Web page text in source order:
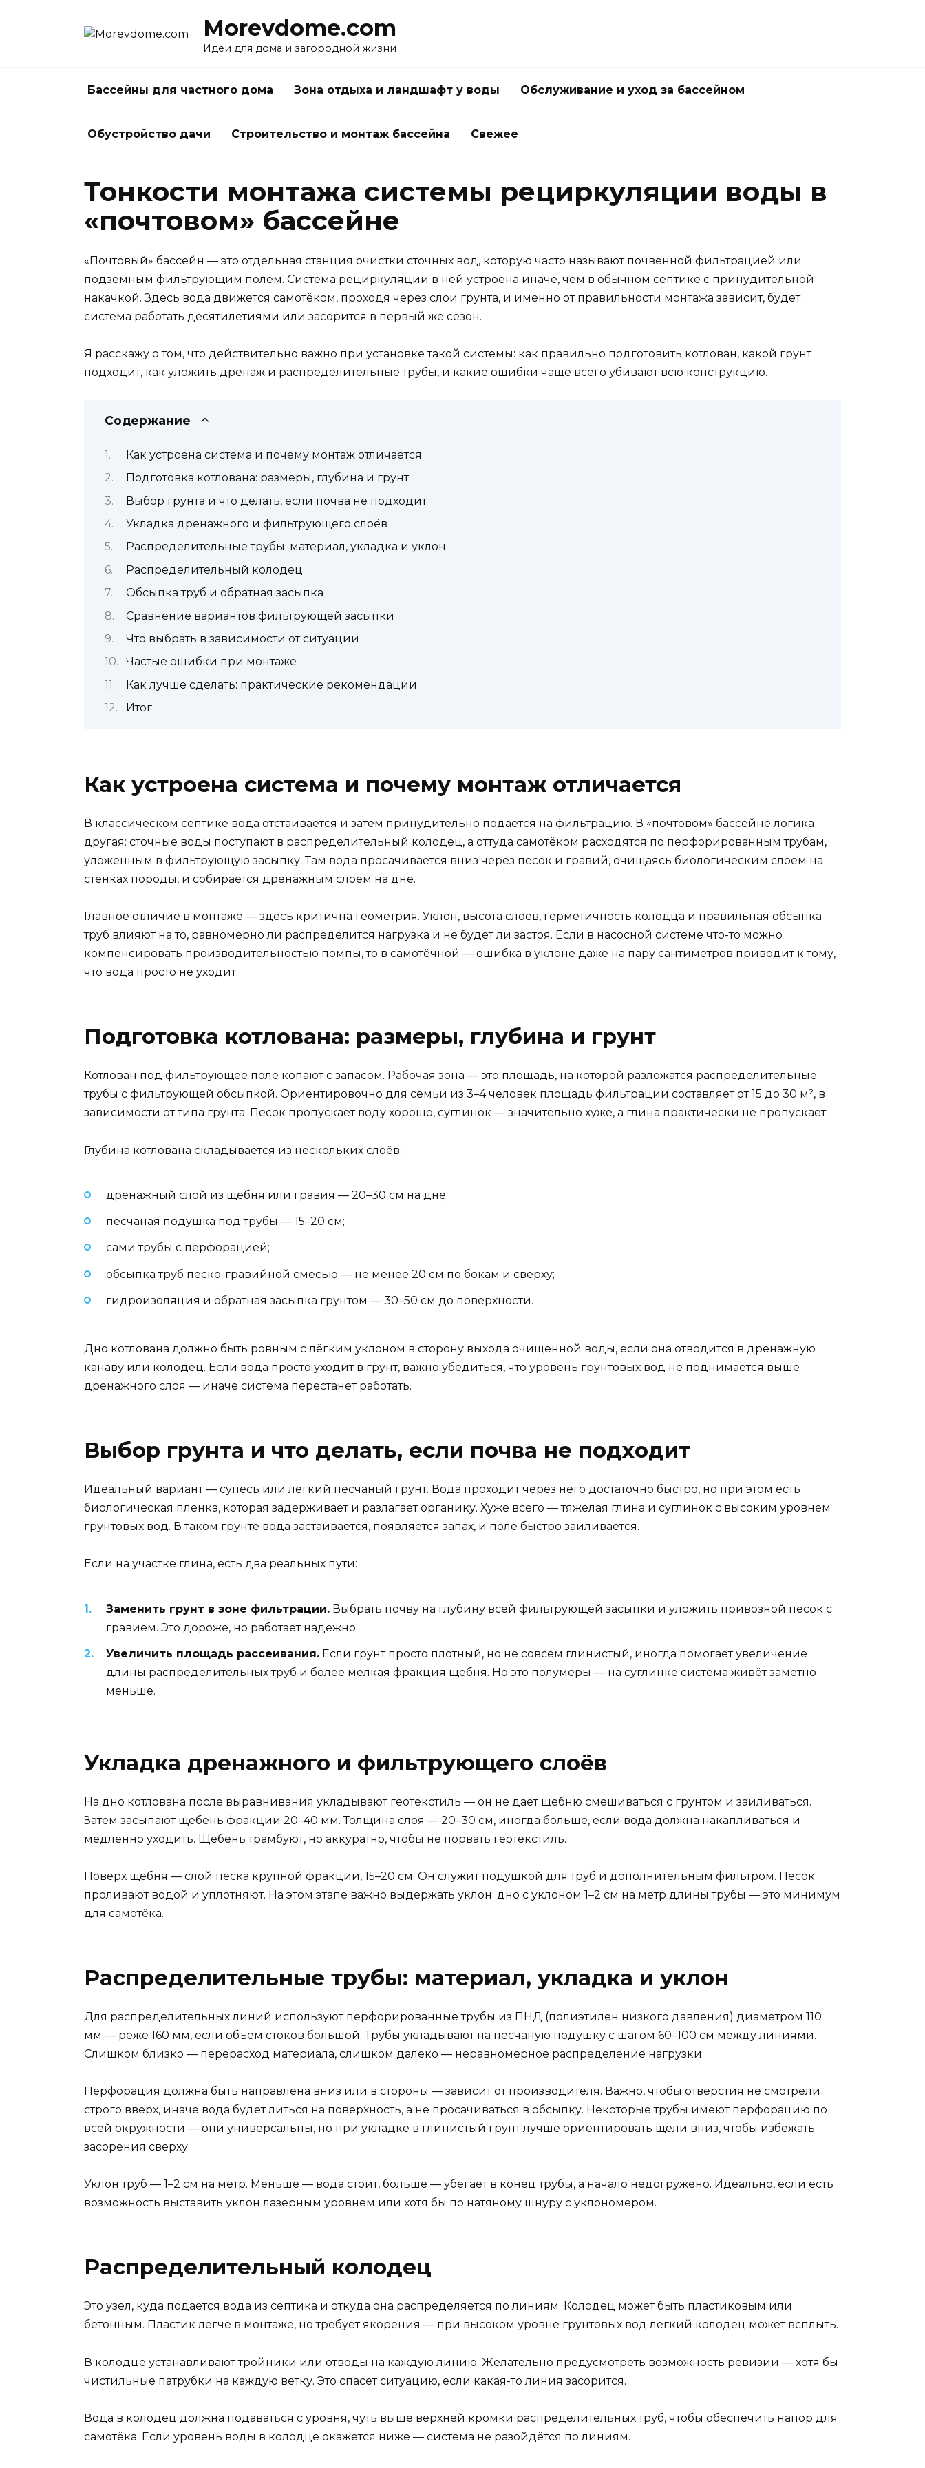
Morevdome.com
Идеи для дома и загородной жизни
Бассейны для частного дома Зона отдыха и ландшафт у воды Обслуживание и уход за бассейном
Обустройство дачи Строительство и монтаж бассейна Свежее
Тонкости монтажа системы рециркуляции воды в
«почтовом» бассейне
«Почтовый» бассейн — это отдельная станция очистки сточных вод, которую часто называют почвенной фильтрацией или
подземным фильтрующим полем. Система рециркуляции в ней устроена иначе, чем в обычном септике с принудительной
накачкой. Здесь вода движется самотёком, проходя через слои грунта, и именно от правильности монтажа зависит, будет
система работать десятилетиями или засорится в первый же сезон.
Я расскажу о том, что действительно важно при установке такой системы: как правильно подготовить котлован, какой грунт
подходит, как уложить дренаж и распределительные трубы, и какие ошибки чаще всего убивают всю конструкцию.
Содержание
Как устроена система и почему монтаж отличается
Подготовка котлована: размеры, глубина и грунт
Выбор грунта и что делать, если почва не подходит
Укладка дренажного и фильтрующего слоёв
Распределительные трубы: материал, укладка и уклон
Распределительный колодец
Обсыпка труб и обратная засыпка
Сравнение вариантов фильтрующей засыпки
Что выбрать в зависимости от ситуации
Частые ошибки при монтаже
Как лучше сделать: практические рекомендации
Итог
Как устроена система и почему монтаж отличается
В классическом септике вода отстаивается и затем принудительно подаётся на фильтрацию. В «почтовом» бассейне логика
другая: сточные воды поступают в распределительный колодец, а оттуда самотёком расходятся по перфорированным трубам,
уложенным в фильтрующую засыпку. Там вода просачивается вниз через песок и гравий, очищаясь биологическим слоем на
стенках породы, и собирается дренажным слоем на дне.
Главное отличие в монтаже — здесь критична геометрия. Уклон, высота слоёв, герметичность колодца и правильная обсыпка
труб влияют на то, равномерно ли распределится нагрузка и не будет ли застоя. Если в насосной системе что-то можно
компенсировать производительностью помпы, то в самотёчной — ошибка в уклоне даже на пару сантиметров приводит к тому,
что вода просто не уходит.
Подготовка котлована: размеры, глубина и грунт
Котлован под фильтрующее поле копают с запасом. Рабочая зона — это площадь, на которой разложатся распределительные
трубы с фильтрующей обсыпкой. Ориентировочно для семьи из 3–4 человек площадь фильтрации составляет от 15 до 30 м², в
зависимости от типа грунта. Песок пропускает воду хорошо, суглинок — значительно хуже, а глина практически не пропускает.
Глубина котлована складывается из нескольких слоёв:
дренажный слой из щебня или гравия — 20–30 см на дне;
песчаная подушка под трубы — 15–20 см;
сами трубы с перфорацией;
обсыпка труб песко-гравийной смесью — не менее 20 см по бокам и сверху;
гидроизоляция и обратная засыпка грунтом — 30–50 см до поверхности.
Дно котлована должно быть ровным с лёгким уклоном в сторону выхода очищенной воды, если она отводится в дренажную
канаву или колодец. Если вода просто уходит в грунт, важно убедиться, что уровень грунтовых вод не поднимается выше
дренажного слоя — иначе система перестанет работать.
Выбор грунта и что делать, если почва не подходит
Идеальный вариант — супесь или лёгкий песчаный грунт. Вода проходит через него достаточно быстро, но при этом есть
биологическая плёнка, которая задерживает и разлагает органику. Хуже всего — тяжёлая глина и суглинок с высоким уровнем
грунтовых вод. В таком грунте вода застаивается, появляется запах, и поле быстро заиливается.
Если на участке глина, есть два реальных пути:
Заменить грунт в зоне фильтрации. Выбрать почву на глубину всей фильтрующей засыпки и уложить привозной песок с
гравием. Это дороже, но работает надёжно.
Увеличить площадь рассеивания. Если грунт просто плотный, но не совсем глинистый, иногда помогает увеличение
длины распределительных труб и более мелкая фракция щебня. Но это полумеры — на суглинке система живёт заметно
меньше.
Укладка дренажного и фильтрующего слоёв
На дно котлована после выравнивания укладывают геотекстиль — он не даёт щебню смешиваться с грунтом и заиливаться.
Затем засыпают щебень фракции 20–40 мм. Толщина слоя — 20–30 см, иногда больше, если вода должна накапливаться и
медленно уходить. Щебень трамбуют, но аккуратно, чтобы не порвать геотекстиль.
Поверх щебня — слой песка крупной фракции, 15–20 см. Он служит подушкой для труб и дополнительным фильтром. Песок
проливают водой и уплотняют. На этом этапе важно выдержать уклон: дно с уклоном 1–2 см на метр длины трубы — это минимум
для самотёка.
Распределительные трубы: материал, укладка и уклон
Для распределительных линий используют перфорированные трубы из ПНД (полиэтилен низкого давления) диаметром 110
мм — реже 160 мм, если объём стоков большой. Трубы укладывают на песчаную подушку с шагом 60–100 см между линиями.
Слишком близко — перерасход материала, слишком далеко — неравномерное распределение нагрузки.
Перфорация должна быть направлена вниз или в стороны — зависит от производителя. Важно, чтобы отверстия не смотрели
строго вверх, иначе вода будет литься на поверхность, а не просачиваться в обсыпку. Некоторые трубы имеют перфорацию по
всей окружности — они универсальны, но при укладке в глинистый грунт лучше ориентировать щели вниз, чтобы избежать
засорения сверху.
Уклон труб — 1–2 см на метр. Меньше — вода стоит, больше — убегает в конец трубы, а начало недогружено. Идеально, если есть
возможность выставить уклон лазерным уровнем или хотя бы по натяному шнуру с уклономером.
Распределительный колодец
Это узел, куда подаётся вода из септика и откуда она распределяется по линиям. Колодец может быть пластиковым или
бетонным. Пластик легче в монтаже, но требует якорения — при высоком уровне грунтовых вод лёгкий колодец может всплыть.
В колодце устанавливают тройники или отводы на каждую линию. Желательно предусмотреть возможность ревизии — хотя бы
чистильные патрубки на каждую ветку. Это спасёт ситуацию, если какая-то линия засорится.
Вода в колодец должна подаваться с уровня, чуть выше верхней кромки распределительных труб, чтобы обеспечить напор для
самотёка. Если уровень воды в колодце окажется ниже — система не разойдётся по линиям.